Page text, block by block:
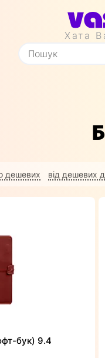
Хата
дешевих від дешевих
бук) 9.4